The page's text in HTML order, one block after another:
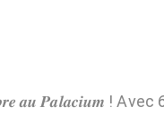
𝒂𝒖 𝑷𝒂𝒍𝒂𝒄𝒊𝒖𝒎 !